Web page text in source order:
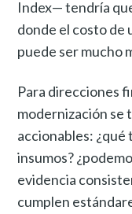
Index— tendría
donde el costo de
puede ser mucho
Para direcciones
modernización se
accionables:
insumos?
evidencia
cumplen